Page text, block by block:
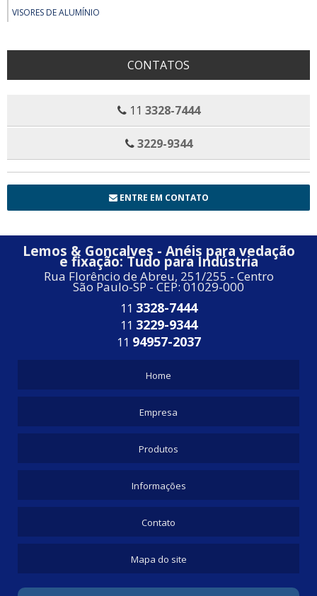
VISORES DE ALUMÍNIO
CONTATOS
11 3328-7444
3229-9344
ENTRE EM CONTATO
Lemos & Goncalves - Anéis para vedação
e fixação: Tudo para Indústria
Rua Florêncio de Abreu, 251/255 - Centro
São Paulo-SP - CEP: 01029-000
11 3328-7444
11 3229-9344
11 94957-2037
Home
Empresa
Produtos
Informações
Contato
Mapa do site